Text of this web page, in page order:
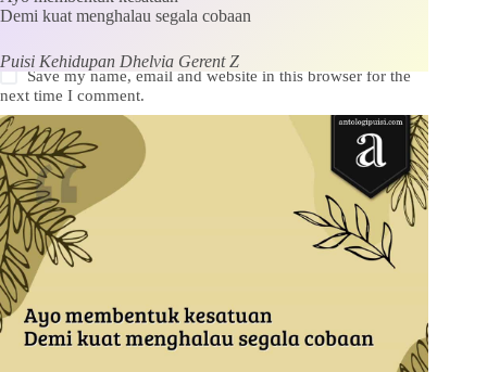
Save my name, email and website in this browser for the
next time I comment.
Kirim Komentar
Demi kuat menghalau segala cobaan
Puisi Kehidupan Dhelvia Gerent Z